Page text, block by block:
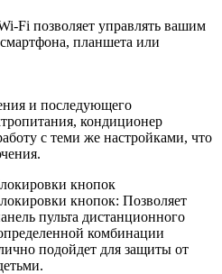
Fi позволяет управлять вашим
планшета или
и последующего
кондиционер
с теми же настройками, что
кнопок
кнопок: Позволяет
пульта дистанционного
комбинации
подойдет для защиты от